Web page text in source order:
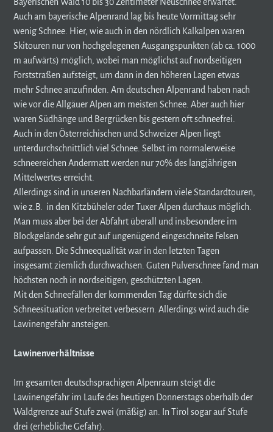
Auch am bayerische Alpenrand lag bis heute Vormittag sehr
wenig Schnee. Hier, wie auch in den nördlich Kalkalpen waren
Skitouren nur von hochgelegenen Ausgangspunkten (ab ca. 1000
m aufwärts) möglich, wobei man möglichst auf nordseitigen
Forststraßen aufsteigt, um dann in den höheren Lagen etwas
mehr Schnee anzufinden. Am deutschen Alpenrand haben nach
wie vor die Allgäuer Alpen am meisten Schnee. Aber auch hier
waren Südhänge und Bergrücken bis gestern oft schneefrei.
Auch in den Österreichischen und Schweizer Alpen liegt
unterdurchschnittlich viel Schnee. Selbst im normalerweise
schneereichen Andermatt werden nur 70% des langjährigen
Mittelwertes erreicht.
Allerdings sind in unseren Nachbarländern viele Standardtouren,
wie z.B. in den Kitzbüheler oder Tuxer Alpen durchaus möglich.
Man muss aber bei der Abfahrt überall und insbesondere im
Blockgelände sehr gut auf ungenügend eingeschneite Felsen
aufpassen. Die Schneequalität war in den letzten Tagen
insgesamt ziemlich durchwachsen. Guten Pulverschnee fand man
höchsten noch in nordseitigen, geschützten Lagen.
Mit den Schneefällen der kommenden Tag dürfte sich die
Schneesituation verbreitet verbessern. Allerdings wird auch die
Lawinengefahr ansteigen.
Lawinenverhältnisse
Im gesamten deutschsprachigen Alpenraum steigt die
Lawinengefahr im Laufe des heutigen Donnerstags oberhalb der
Waldgrenze auf Stufe zwei (mäßig) an. In Tirol sogar auf Stufe
drei (erhebliche Gefahr).